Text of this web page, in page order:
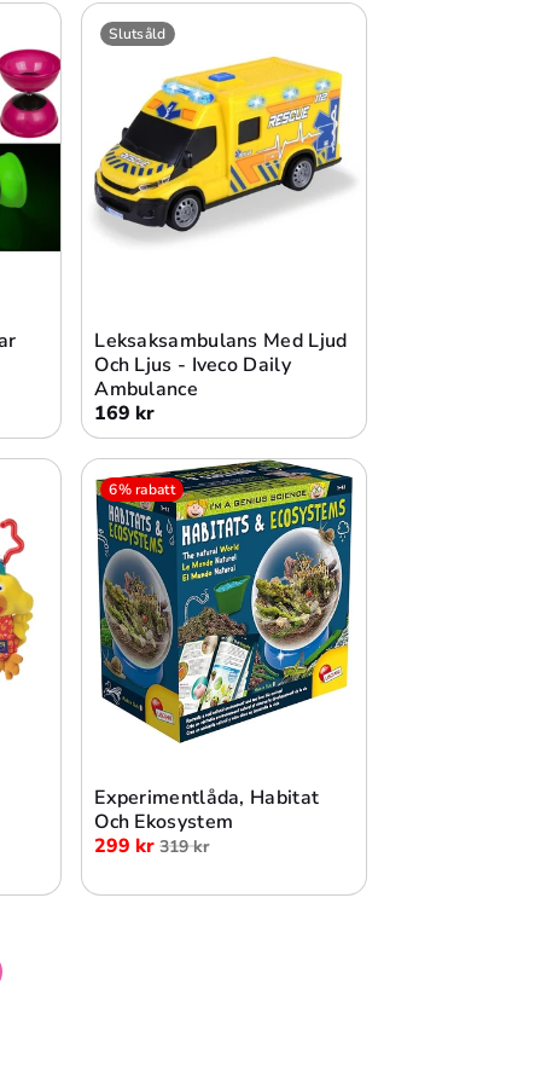
Slutsåld
Leksaksambulans Med Ljud
Och Ljus - Iveco Daily
Ambulance
169 kr
6% rabatt
Experimentlåda, Habitat
Och Ekosystem
299 kr 319 kr
Lägg i varukorg